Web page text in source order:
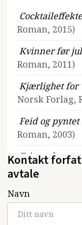
Roman, 2015)
Kvinner før jul
Roman, 2011)
Kjærlighet for
Norsk Forlag,
Feid og pyntet
Roman, 2003)
Tristan
Roman, 1998)
Død som en
Dame i svev.
Kontakt
avtale
Navn